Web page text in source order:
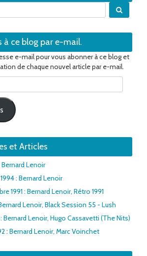
à ce blog par e-mail.
e-mail pour vous abonner à ce blog et
de chaque nouvel article par e-mail.
et Articles
Bernard Lenoir
: Bernard Lenoir
1991 : Bernard Lenoir, Rétro 1991
Lenoir, Black Session 55 - Lush
: Bernard Lenoir, Hugo Cassavetti (The Nits)
: Bernard Lenoir, Marc Voinchet